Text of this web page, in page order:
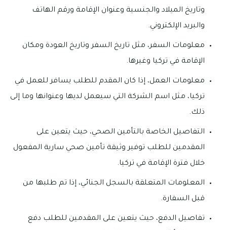
وتاريخ الميلاد والجنسية وعنوان الإقامة ورقم الهاتف
والبريد الإلكتروني.
معلومات السفر، مثل تاريخ السفر وتاريخ العودة ومكان
الإقامة في تركيا وغيرها.
معلومات العمل، إذا كان المقدم للطلب يسافر للعمل في
تركيا، مثل اسم الشركة التي سيعمل لديها وعنوانها وما إلى
ذلك.
التفاصيل الخاصة بالتأمين الصحي، حيث يتعين على
المقدمين للطلب توفير وثيقة تأمين صحي سارية المفعول
خلال فترة الإقامة في تركيا.
المعلومات المتعلقة بالسجل الجنائي، إذا تم طلبها من
قبل السفارة.
تفاصيل الدفع، حيث يتعين على المقدمين للطلب دفع